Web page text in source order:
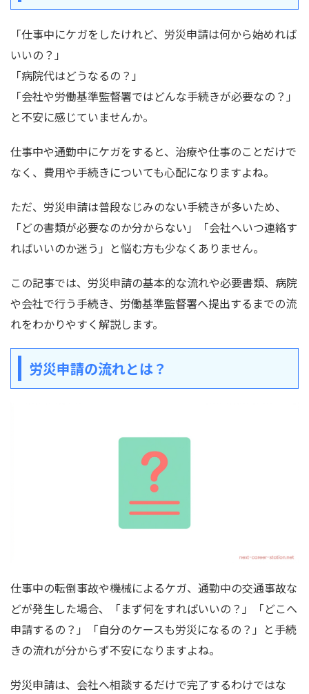
「仕事中にケガをしたけれど、労災申請は何から始めれば
いいの？」
「病院代はどうなるの？」
「会社や労働基準監督署ではどんな手続きが必要なの？」
と不安に感じていませんか。
仕事中や通勤中にケガをすると、治療や仕事のことだけで
なく、費用や手続きについても心配になりますよね。
ただ、労災申請は普段なじみのない手続きが多いため、
「どの書類が必要なのか分からない」「会社へいつ連絡す
ればいいのか迷う」と悩む方も少なくありません。
この記事では、労災申請の基本的な流れや必要書類、病院
や会社で行う手続き、労働基準監督署へ提出するまでの流
れをわかりやすく解説します。
労災申請の流れとは？
仕事中の転倒事故や機械によるケガ、通勤中の交通事故な
どが発生した場合、「まず何をすればいいの？」「どこへ
申請するの？」「自分のケースも労災になるの？」と手続
きの流れが分からず不安になりますよね。
労災申請は、会社へ相談するだけで完了するわけではな